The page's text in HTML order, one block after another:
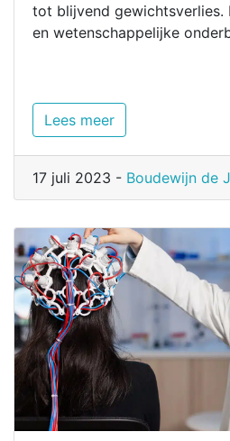
tot blijvend gewichtsverlies.
en wetenschappelijke
Lees meer
17 juli 2023 - Boudewijn de